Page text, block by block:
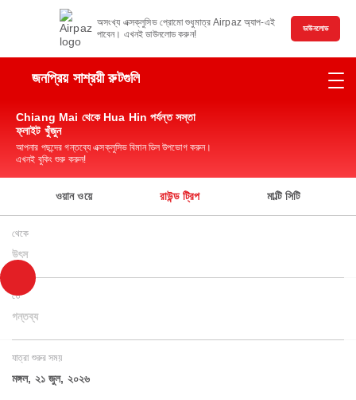
অসংখ্য এক্সক্লুসিভ প্রোমো শুধুমাত্র Airpaz অ্যাপ-এই
পাবেন। এখনই ডাউনলোড করুন!
ডাউনলোড
জনপ্রিয় সাশ্রয়ী রুটগুলি
Chiang Mai থেকে Hua Hin পর্যন্ত সস্তা
ফ্লাইট খুঁজুন
আপনার পছন্দের গন্তব্যে এক্সক্লুসিভ বিমান ডিল উপভোগ করুন।
এখনই বুকিং শুরু করুন!
ওয়ান ওয়ে রাউন্ড ট্রিপ মাল্টি সিটি
থেকে
উৎস
তে
গন্তব্য
যাত্রা শুরুর সময়
মঙ্গল, ২১ জুল, ২০২৬